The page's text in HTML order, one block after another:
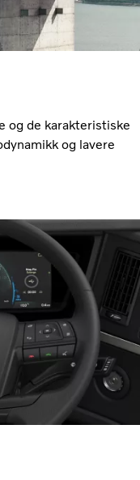
og de karakteristiske
og lavere